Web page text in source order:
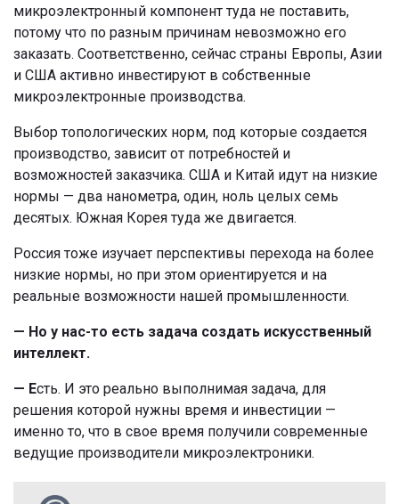
микроэлектронный компонент туда не поставить,
потому что по разным причинам невозможно его
заказать. Соответственно, сейчас страны Европы, Азии
и США активно инвестируют в собственные
микроэлектронные производства.
Выбор топологических норм, под которые создается
производство, зависит от потребностей и
возможностей заказчика. США и Китай идут на низкие
нормы — два нанометра, один, ноль целых семь
десятых. Южная Корея туда же двигается.
Россия тоже изучает перспективы перехода на более
низкие нормы, но при этом ориентируется и на
реальные возможности нашей промышленности.
— Но у нас-то есть задача создать искусственный
интеллект.
— Есть. И это реально выполнимая задача, для
решения которой нужны время и инвестиции —
именно то, что в свое время получили современные
ведущие производители микроэлектроники.